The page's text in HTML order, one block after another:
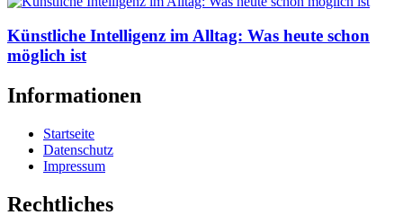
Künstliche Intelligenz im Alltag: Was heute schon
möglich ist
Informationen
Startseite
Datenschutz
Impressum
Rechtliches